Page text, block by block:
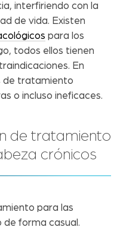
interfiriendo con la
de vida. Existen
para los
todos ellos tienen
En
de tratamiento
o incluso ineficaces.
de tratamiento
crónicos
para las
de forma casual.